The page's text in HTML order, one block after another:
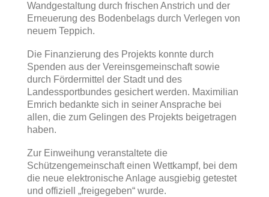
Wandgestaltung durch frischen Anstrich und der
Erneuerung des Bodenbelags durch Verlegen von
neuem Teppich.
Die Finanzierung des Projekts konnte durch
Spenden aus der Vereinsgemeinschaft sowie
durch Fördermittel der Stadt und des
Landessportbundes gesichert werden. Maximilian
Emrich bedankte sich in seiner Ansprache bei
allen, die zum Gelingen des Projekts beigetragen
haben.
Zur Einweihung veranstaltete die
Schützengemeinschaft einen Wettkampf, bei dem
die neue elektronische Anlage ausgiebig getestet
und offiziell „freigegeben“ wurde.